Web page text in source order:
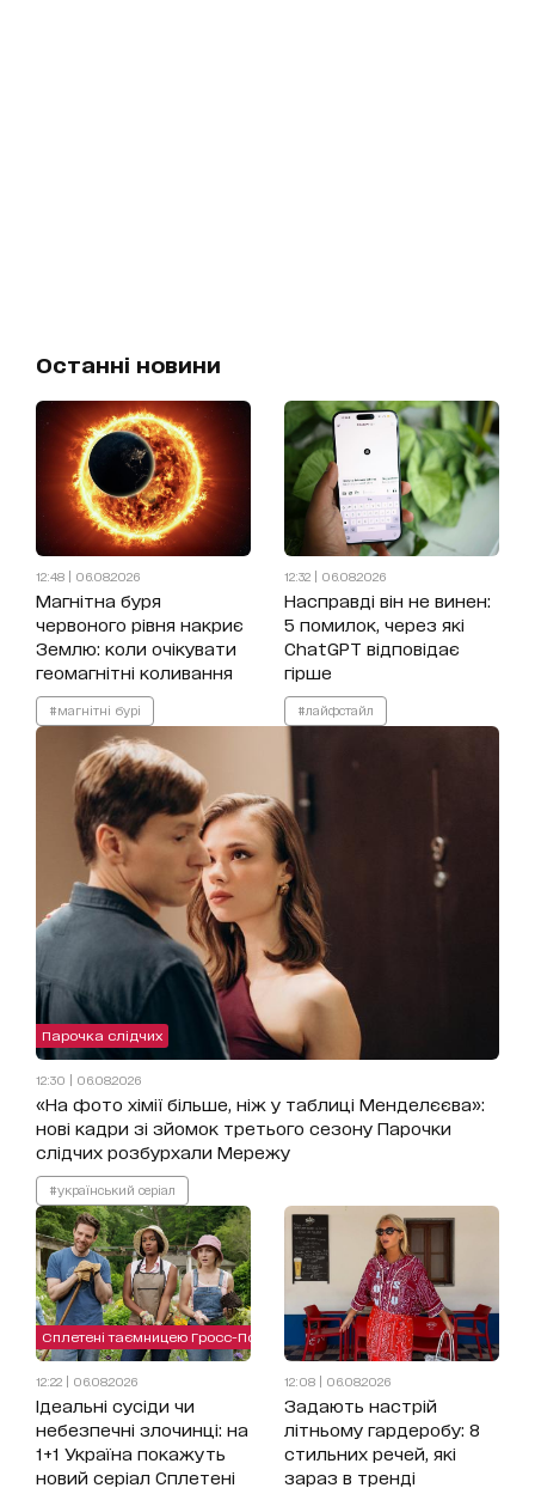
Останні новини
12:48 | 06.08.2026
Магнітна буря
червоного рівня накриє
Землю: коли очікувати
геомагнітні коливання
#магнітні бурі
12:32 | 06.08.2026
Насправді він не винен:
5 помилок, через які
ChatGPT відповідає
гірше
#лайфстайл
Парочка слідчих
12:30 | 06.08.2026
«На фото хімії більше, ніж у таблиці Менделєєва»:
нові кадри зі зйомок третього сезону Парочки
слідчих розбурхали Мережу
#український серіал
Сплетені таємницею Гросс-Пойнт
12:22 | 06.08.2026
Ідеальні сусіди чи
небезпечні злочинці: на
1+1 Україна покажуть
новий серіал Сплетені
12:08 | 06.08.2026
Задають настрій
літньому гардеробу: 8
стильних речей, які
зараз в тренді